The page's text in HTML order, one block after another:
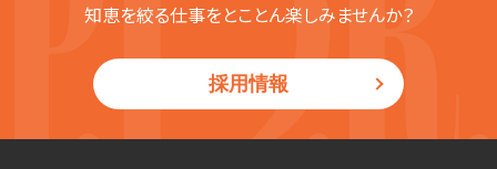
知恵を絞る仕事をとことん楽しみませんか？
採用情報